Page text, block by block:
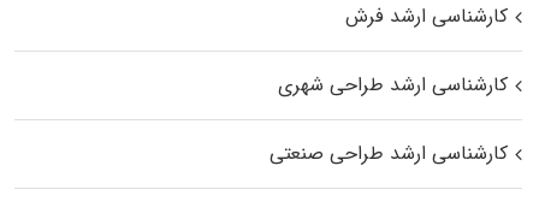
کارشناسی ارشد فرش
کارشناسی ارشد طراحی شهری
کارشناسی ارشد طراحی صنعتی